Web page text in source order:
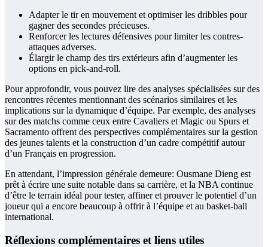
Adapter le tir en mouvement et optimiser les dribbles pour
gagner des secondes précieuses.
Renforcer les lectures défensives pour limiter les contres-
attaques adverses.
Élargir le champ des tirs extérieurs afin d’augmenter les
options en pick-and-roll.
Pour approfondir, vous pouvez lire des analyses spécialisées sur des
rencontres récentes mentionnant des scénarios similaires et les
implications sur la dynamique d’équipe. Par exemple, des analyses
sur des matchs comme ceux entre Cavaliers et Magic ou Spurs et
Sacramento offrent des perspectives complémentaires sur la gestion
des jeunes talents et la construction d’un cadre compétitif autour
d’un Français en progression.
En attendant, l’impression générale demeure: Ousmane Dieng est
prêt à écrire une suite notable dans sa carrière, et la NBA continue
d’être le terrain idéal pour tester, affiner et prouver le potentiel d’un
joueur qui a encore beaucoup à offrir à l’équipe et au basket-ball
international.
Réflexions complémentaires et liens utiles